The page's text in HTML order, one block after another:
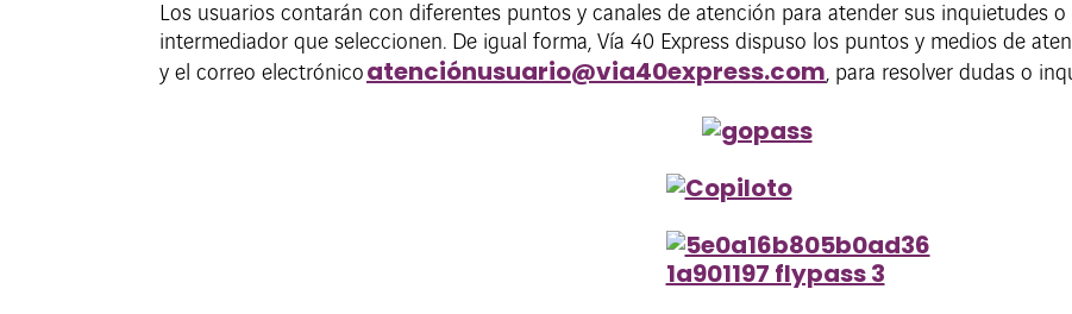
Los usuarios contarán con diferentes puntos y canales de atención para atender sus inquietudes
intermediador que seleccionen. De igual forma, Vía 40 Express dispuso los puntos y medios de
y el correo electrónico atenciónusuario@via40express.com, para resolver dudas o